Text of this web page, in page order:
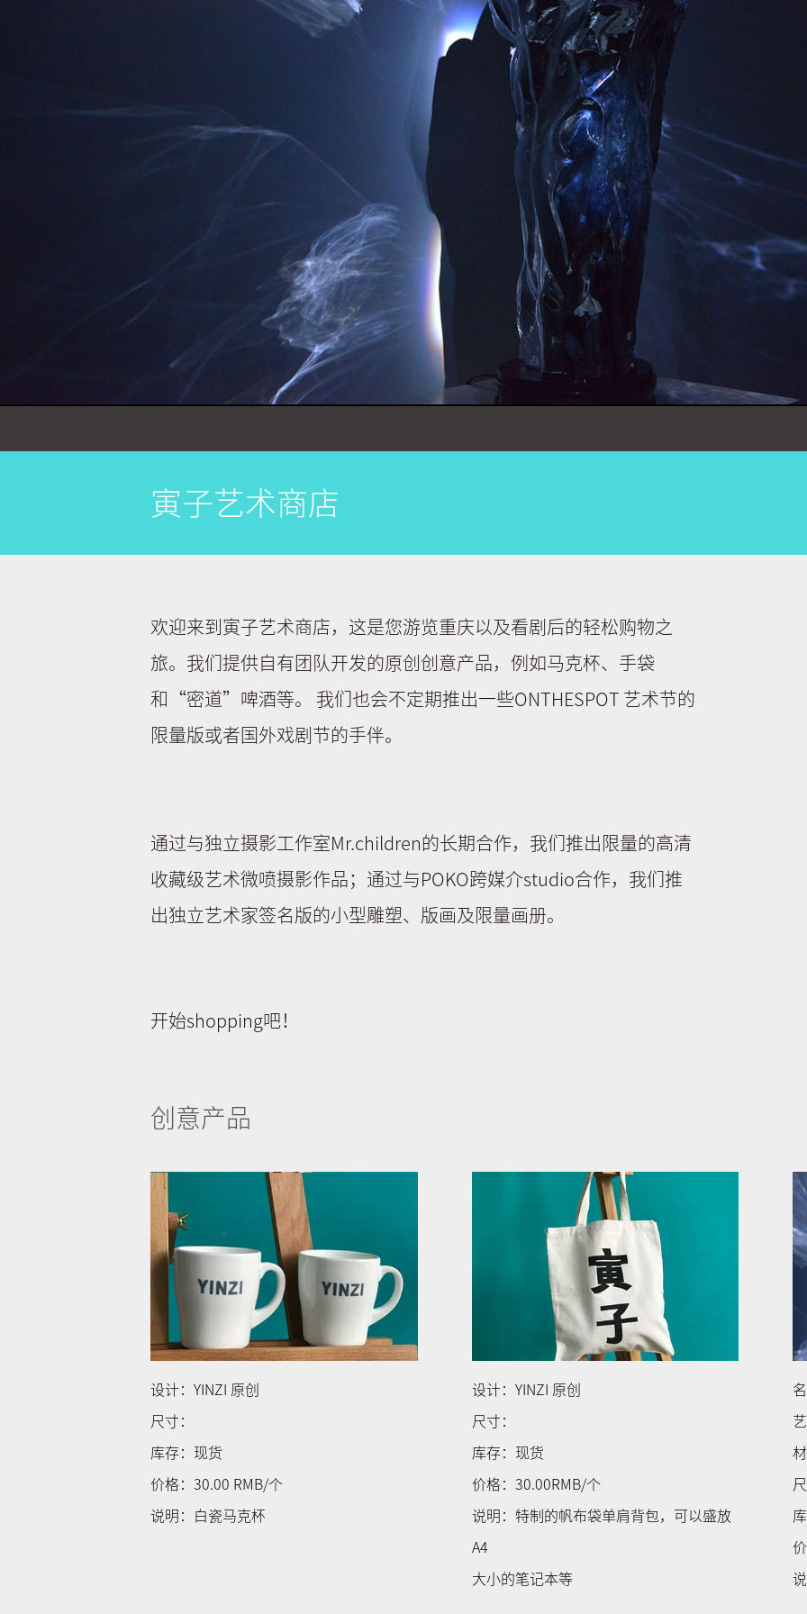
走进寅子
ON THE SPOT 实验艺术节
YINZI 西南公教计划
联合制作/巡演
To see To say 国际女性艺术家表演艺术
潮计划
寅子艺术商店
欢迎来到寅子艺术商店，这是您游览重庆以及看剧后的轻松购物之
旅。我们提供自有团队开发的原创创意产品，例如马克杯、手袋
和“密道”啤酒等。 我们也会不定期推出一些ONTHESPOT 艺术节的
限量版或者国外戏剧节的手伴。
通过与独立摄影工作室Mr.children的长期合作，我们推出限量的高清
收藏级艺术微喷摄影作品；通过与POKO跨媒介studio合作，我们推
出独立艺术家签名版的小型雕塑、版画及限量画册。
开始shopping吧！
创意产品
设计：YINZI 原创
尺寸：
库存：现货
价格：30.00 RMB/个
说明：白瓷马克杯
设计：YINZI 原创
尺寸：
库存：现货
价格：30.00RMB/个
说明：特制的帆布袋单肩背包，可以盛放
A4
大小的笔记本等